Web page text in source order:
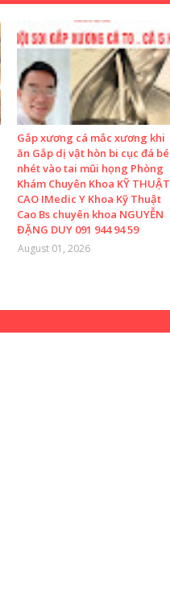
Gắp xương cá mắc xương khi
ăn Gắp dị vật hòn bi cục đá bé
nhét vào tai mũi họng Phòng
Khám Chuyên Khoa KỸ THUẬT
CAO IMedic Y Khoa Kỹ Thuật
Cao Bs chuyên khoa NGUYỄN
ĐẶNG DUY 091 944 94 59
August 01, 2026